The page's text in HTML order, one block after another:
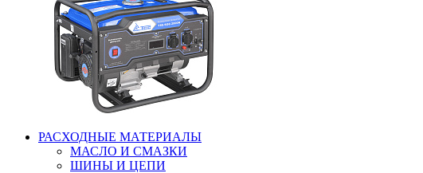
РАСХОДНЫЕ МАТЕРИАЛЫ
МАСЛО И СМАЗКИ
ШИНЫ И ЦЕПИ